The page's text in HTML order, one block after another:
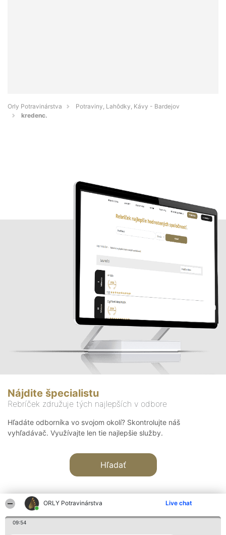
ORLY Potravinárstva Live chat
09:54
Orly Potravinárstva
Potraviny, Lahôdky, Kávy - Bardejov
kredenc.
Nájdite špecialistu
Rebríček združuje tých najlepších v odbore
Hľadáte odborníka vo svojom okolí? Skontrolujte náš
vyhľadávač. Využívajte len tie najlepšie služby.
Hľadať